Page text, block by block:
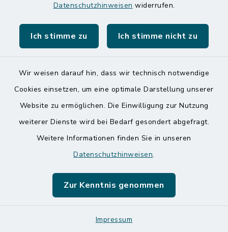
Datenschutzhinweisen widerrufen.
Ich stimme zu Ich stimme nicht zu
Wir weisen darauf hin, dass wir technisch notwendige
Cookies einsetzen, um eine optimale Darstellung unserer
Website zu ermöglichen. Die Einwilligung zur Nutzung
weiterer Dienste wird bei Bedarf gesondert abgefragt.
Weitere Informationen finden Sie in unseren
Datenschutzhinweisen.
Zur Kenntnis genommen
Impressum
Montag und Freitag
7:00 Uhr - 12:00 Uhr
Dienstag und Donnerstag
14:00 Uhr - 18:00 Uhr
Online-Terminvereinbarung
Haben Sie ein
dringendes Anliegen, finden aber online keinen
zeitnahen Termin? Rufen Sie uns gerne unter
der Telefonnummer 04832 6065 0 an!
Quicklinks
Amt Mitteldithmarschen
Speicherkoog Meldorfer Koog